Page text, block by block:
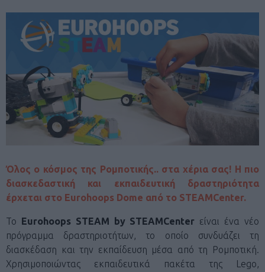
Όλος ο κόσμος της Ρομποτικής.. στα χέρια σας! Η πιο
διασκεδαστική και εκπαιδευτική δραστηριότητα
έρχεται στο Eurohoops Dome από το STEAMCenter.
Το Eurohoops STEAM by STEAMCenter είναι ένα νέο
πρόγραμμα δραστηριοτήτων, το οποίο συνδυάζει τη
διασκέδαση και την εκπαίδευση μέσα από τη Ρομποτική.
Χρησιμοποιώντας εκπαιδευτικά πακέτα της Lego,